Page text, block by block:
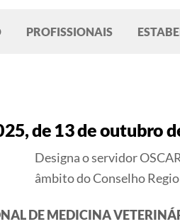
PROFISSIONAIS
de 13 de outubro
Designa o servidor
âmbito do Conselho
DE MEDICINA